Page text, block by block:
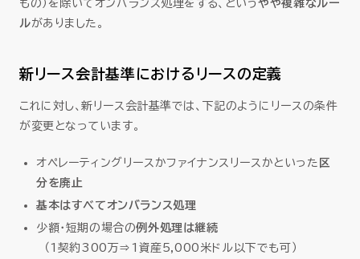
もの）を除いてオンバランス処理をする、というやや複雑なルー
ルがありました。
新リース会計基準におけるリースの定義
これに対し、新リース会計基準では、下記のようにリースの条件
が変更となっています。
オペレーティングリースかファイナンスリースかといった 区
分を廃止
基本はすべてオンバランス処理
少額・短期の場合の例外処理は継続
（1契約300万⇒1資産5,000米ドル以下でも可）